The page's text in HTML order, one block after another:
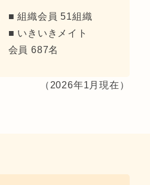
■ 組織会員 51組織
■ いきいきメイト
会員 687名
（2026年1月現在）